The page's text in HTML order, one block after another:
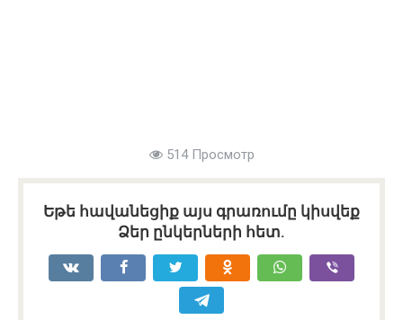
514 Просмотр
Եթե հավանեցիք այս գրառումը կիսվեք
Ձեր ընկերների հետ.